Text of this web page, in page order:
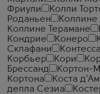
Фриули
Колли
Роданьен
Коллине
Коллине Терамане
Кондрие
Конеро
Склафани
Корбьер
Кори
Брессанд
Кортон-
Кортона
Коста
делла Сезиа